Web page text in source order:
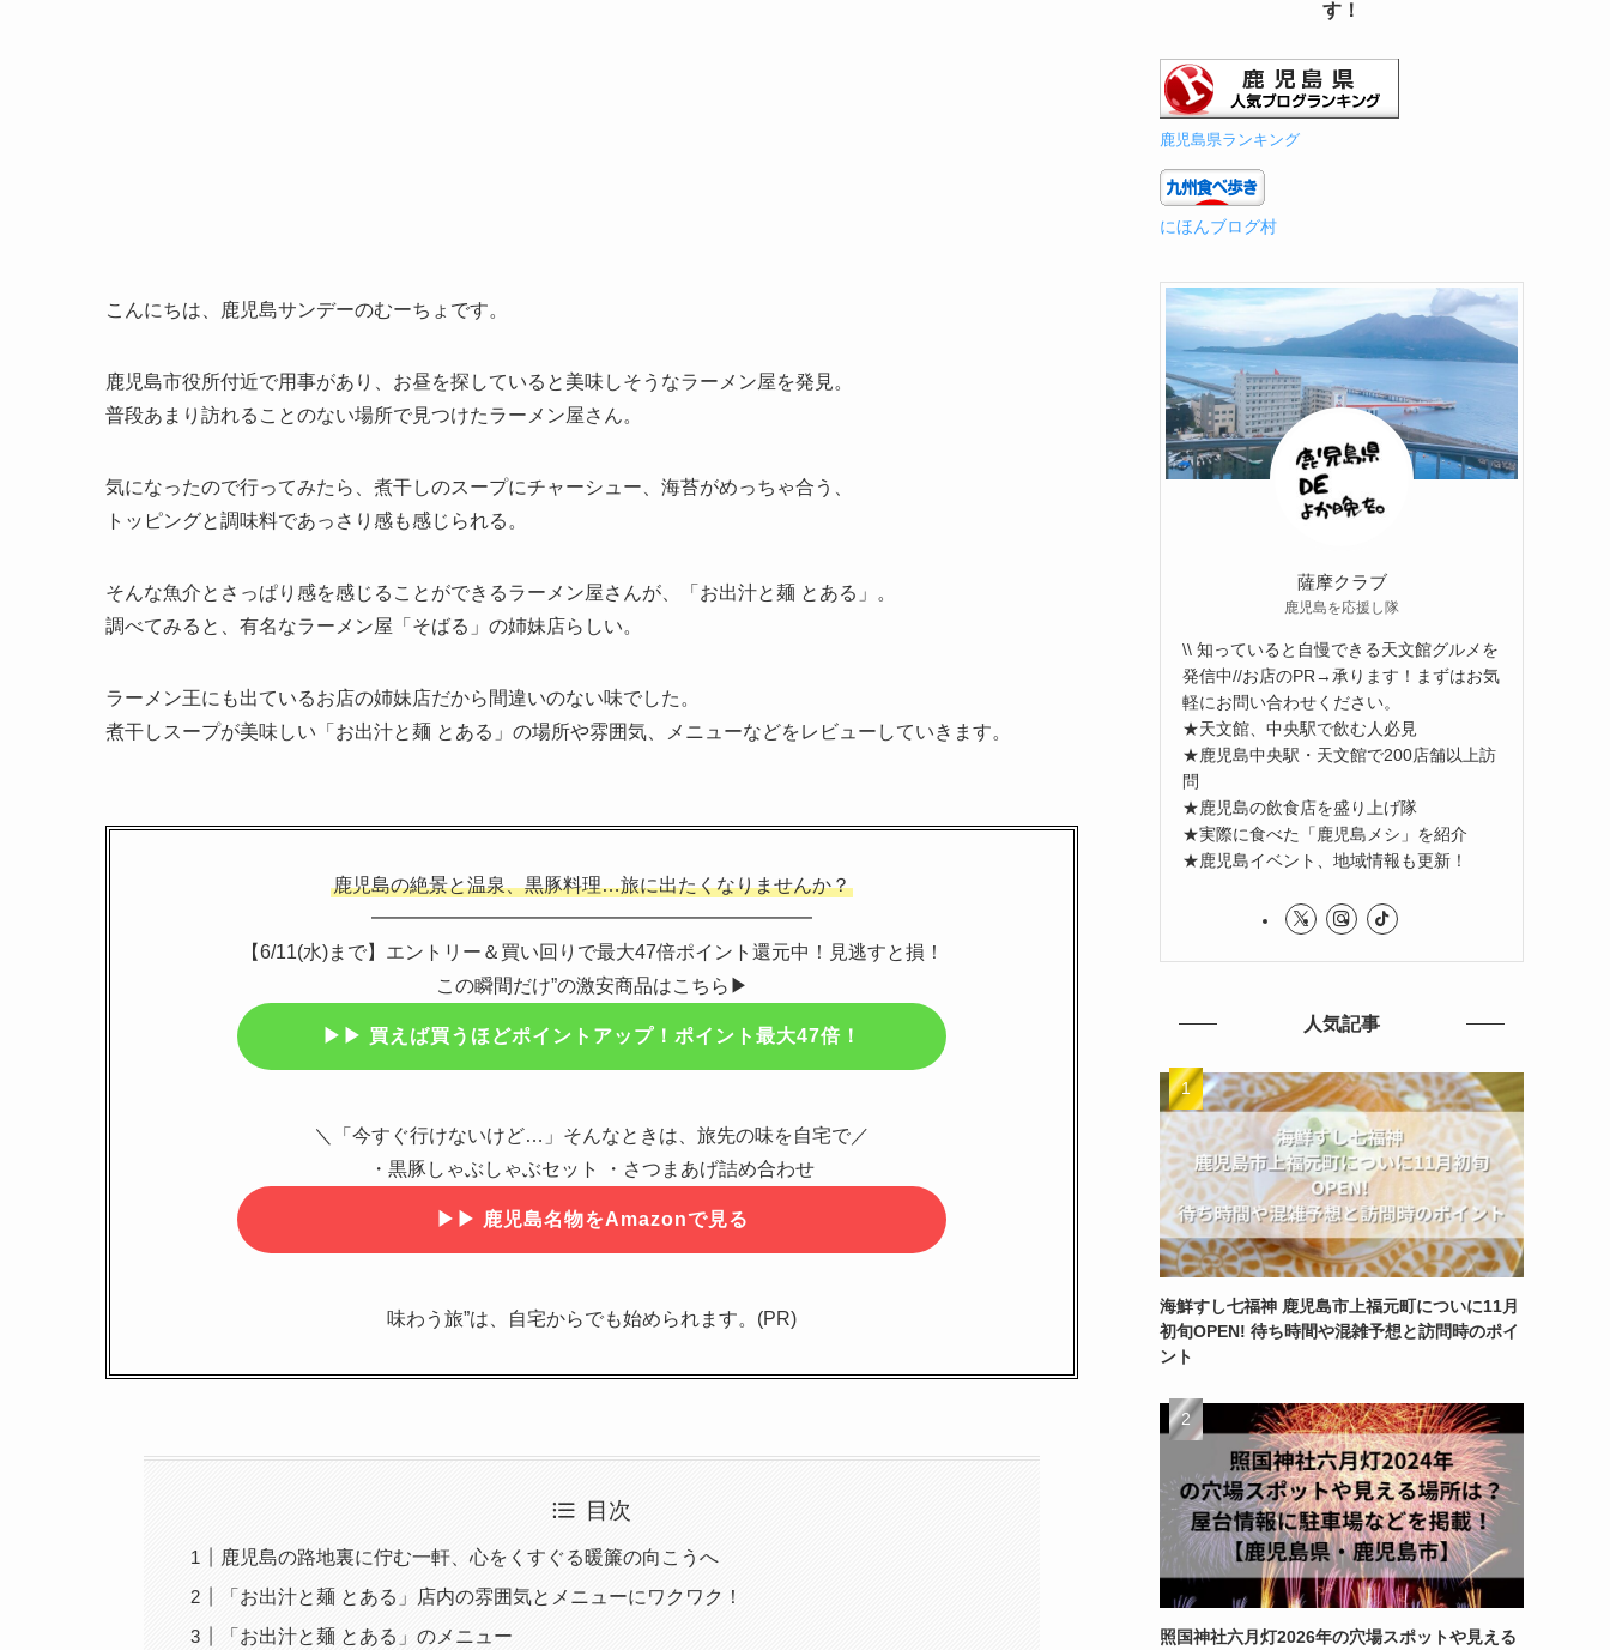
こんにちは、鹿児島サンデーのむーちょです。
鹿児島市役所付近で用事があり、お昼を探していると美味しそうなラーメン屋を発見。
普段あまり訪れることのない場所で見つけたラーメン屋さん。
気になったので行ってみたら、煮干しのスープにチャーシュー、海苔がめっちゃ合う、
トッピングと調味料であっさり感も感じられる。
そんな魚介とさっぱり感を感じることができるラーメン屋さんが、「お出汁と麺 とある」。
調べてみると、有名なラーメン屋「そばる」の姉妹店らしい。
ラーメン王にも出ているお店の姉妹店だから間違いのない味でした。
煮干しスープが美味しい「お出汁と麺 とある」の場所や雰囲気、メニューなどをレビューしていきます。
鹿児島の絶景と温泉、黒豚料理…旅に出たくなりませんか？
━━━━━━━━━━━━━━━━━━━━━━━
【6/11(水)まで】エントリー＆買い回りで最大47倍ポイント還元中！見逃すと損！
この瞬間だけ”の激安商品はこちら▶
▶▶ 買えば買うほどポイントアップ！ポイント最大47倍！
＼「今すぐ行けないけど…」そんなときは、旅先の味を自宅で／
・黒豚しゃぶしゃぶセット ・さつまあげ詰め合わせ
▶▶ 鹿児島名物をAmazonで見る
味わう旅”は、自宅からでも始められます。(PR)
目次
鹿児島の路地裏に佇む一軒、心をくすぐる暖簾の向こうへ
「お出汁と麺 とある」店内の雰囲気とメニューにワクワク！
「お出汁と麺 とある」のメニュー
す！
鹿児島県ランキング
にほんブログ村
薩摩クラブ
鹿児島を応援し隊
\\ 知っていると自慢できる天文館グルメを
発信中//お店のPR→承ります！まずはお気
軽にお問い合わせください。
★天文館、中央駅で飲む人必見
★鹿児島中央駅・天文館で200店舗以上訪
問
★鹿児島の飲食店を盛り上げ隊
★実際に食べた「鹿児島メシ」を紹介
★鹿児島イベント、地域情報も更新！
人気記事
海鮮すし七福神 鹿児島市上福元町についに11月
初旬OPEN! 待ち時間や混雑予想と訪問時のポイ
ント
照国神社六月灯2026年の穴場スポットや見える